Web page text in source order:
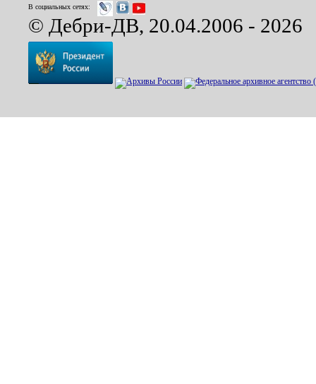
В социальных сетях:
© Дебри-ДВ, 20.04.2006 - 2026